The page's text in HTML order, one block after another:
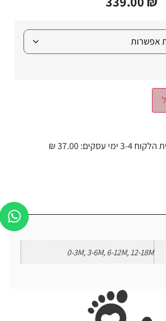
עסקים: 37.00 ₪
0-3M, 3-6M, 6-12M, 12-18M